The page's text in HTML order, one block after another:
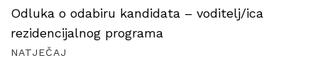
Odluka o odabiru kandidata – voditelj/ica
rezidencijalnog programa
NATJEČAJ